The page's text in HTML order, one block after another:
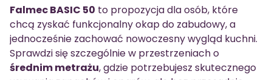
Falmec BASIC 50 to propozycja dla osób, które
chcą zyskać funkcjonalny okap do zabudowy, a
jednocześnie zachować nowoczesny wygląd kuchni.
Sprawdzi się szczególnie w przestrzeniach o
średnim metrażu, gdzie potrzebujesz skutecznego